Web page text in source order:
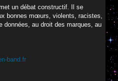
un débat constructif. Il se
bonnes mœurs, violents, racistes,
données, au droit des marques, au
band.fr